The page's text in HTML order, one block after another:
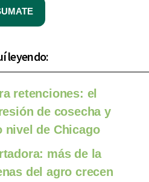
leyendo:
retenciones: el
de cosecha y
nivel de Chicago
más de la
del agro crecen